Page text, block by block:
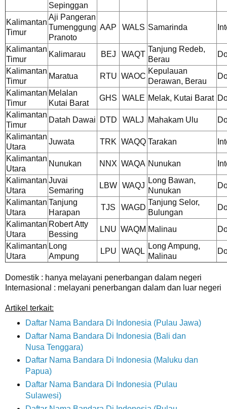
Sepinggan
Kalimantan
Timur
Aji Pangeran
Tumenggung
Pranoto
AAP WALS Samarinda
Kalimantan
Timur
Kalimarau BEJ WAQT
Tanjung Redeb,
Berau
Kalimantan
Timur
Maratua RTU WAOC
Kepulauan
Derawan, Berau
Kalimantan
Timur
Melalan
Kutai Barat
GHS WALE Melak, Kutai Barat
Kalimantan
Timur
Datah Dawai DTD WALJ Mahakam Ulu
Kalimantan
Utara
Juwata TRK WAQQ Tarakan
Kalimantan
Utara
Nunukan NNX WAQA Nunukan
Kalimantan
Utara
Juvai
Semaring
LBW WAQJ
Long Bawan,
Nunukan
Kalimantan
Utara
Tanjung
Harapan
TJS WAGD
Tanjung Selor,
Bulungan
Kalimantan
Utara
Robert Atty
Bessing
LNU WAQM Malinau
Kalimantan
Utara
Long
Ampung
LPU WAQL
Long Ampung,
Malinau
Domestik : hanya melayani penerbangan dalam negeri
Internasional : melayani penerbangan dalam dan luar negeri
Artikel terkait:
Daftar Nama Bandara Di Indonesia (Pulau Jawa)
Daftar Nama Bandara Di Indonesia (Bali dan
Nusa Tenggara)
Daftar Nama Bandara Di Indonesia (Maluku dan
Papua)
Daftar Nama Bandara Di Indonesia (Pulau
Sulawesi)